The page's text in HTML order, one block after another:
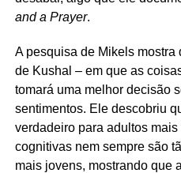
and a Prayer.
A pesquisa de Mikels mostra
de Kushal – em que as
tomará uma melhor decisão
sentimentos. Ele descobriu
verdadeiro para adultos
cognitivas nem sempre são
mais jovens, mostrando que